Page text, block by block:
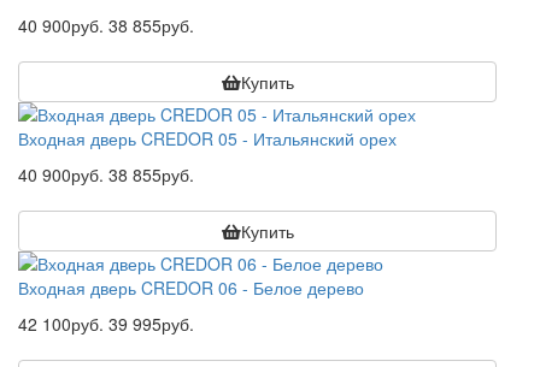
40 900руб. 38 855руб.
Купить
Входная дверь CREDOR 05 - Итальянский орех
40 900руб. 38 855руб.
Купить
Входная дверь CREDOR 06 - Белое дерево
42 100руб. 39 995руб.